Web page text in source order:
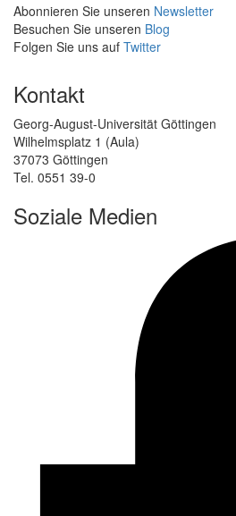
Abonnieren Sie unseren Newsletter
Besuchen Sie unseren Blog
Folgen Sie uns auf Twitter
Kontakt
Georg-August-Universität Göttingen
Wilhelmsplatz 1 (Aula)
37073 Göttingen
Tel. 0551 39-0
Soziale Medien